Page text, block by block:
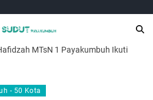
MTsN 1 Payakumbuh Ikuti
- 50 Kota